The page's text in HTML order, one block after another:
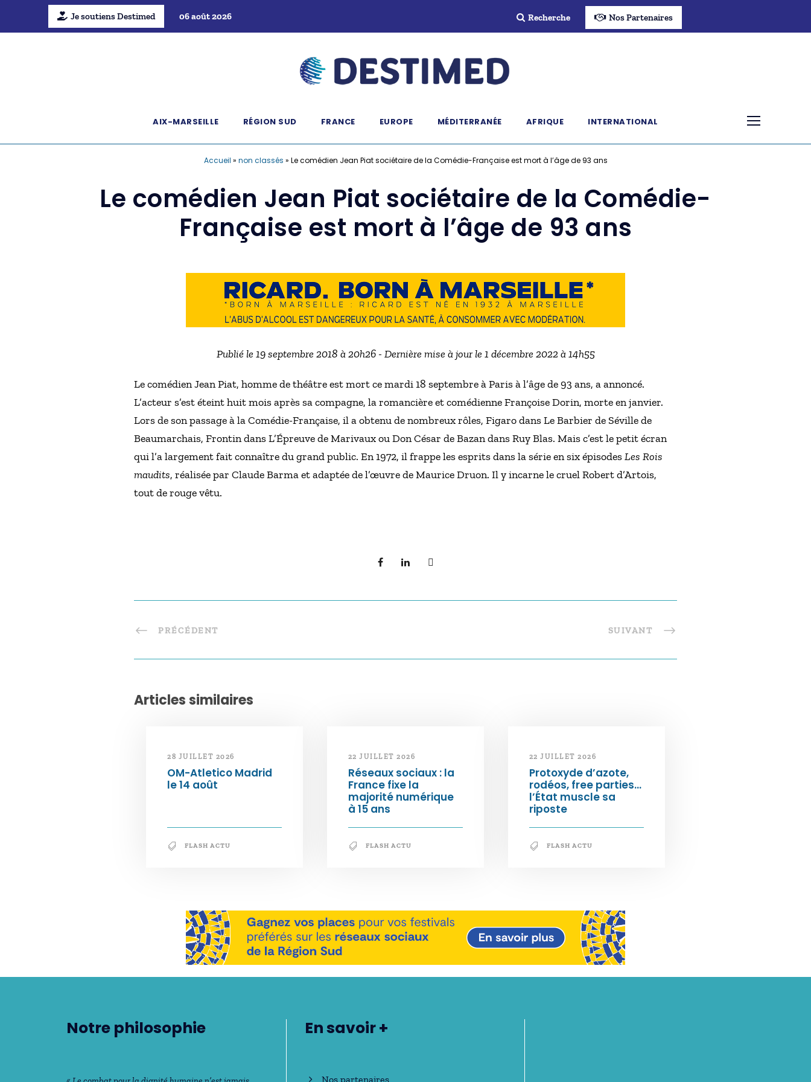
Je soutiens Destimed 06 août 2026 Recherche Nos Partenaires
AIX-MARSEILLE RÉGION SUD FRANCE EUROPE MÉDITERRANÉE AFRIQUE INTERNATIONAL
Accueil » non classés » Le comédien Jean Piat sociétaire de la Comédie-Française est mort à l’âge de 93 ans
Le comédien Jean Piat sociétaire de la Comédie-
Française est mort à l’âge de 93 ans
Publié le 19 septembre 2018 à 20h26 - Dernière mise à jour le 1 décembre 2022 à 14h55
Le comédien Jean Piat, homme de théâtre est mort ce mardi 18 septembre à Paris à l’âge de 93 ans, a annoncé.
L’acteur s’est éteint huit mois après sa compagne, la romancière et comédienne Françoise Dorin, morte en janvier.
Lors de son passage à la Comédie-Française, il a obtenu de nombreux rôles, Figaro dans Le Barbier de Séville de
Beaumarchais, Frontin dans L’Épreuve de Marivaux ou Don César de Bazan dans Ruy Blas. Mais c’est le petit écran
qui l’a largement fait connaître du grand public. En 1972, il frappe les esprits dans la série en six épisodesLes Rois
maudits, réalisée par Claude Barma et adaptée de l’œuvre de Maurice Druon. Il y incarne le cruel Robert d’Artois,
tout de rouge vêtu.
PRÉCÉDENT SUIVANT
Articles similaires
28 JUILLET 2026
OM-Atletico Madrid
le 14 août
FLASH ACTU
22 JUILLET 2026
Réseaux sociaux : la
France fixe la
majorité numérique
à 15 ans
FLASH ACTU
22 JUILLET 2026
Protoxyde d’azote,
rodéos, free parties…
l’État muscle sa
riposte
FLASH ACTU
Notre philosophie En savoir +
Nos partenaires